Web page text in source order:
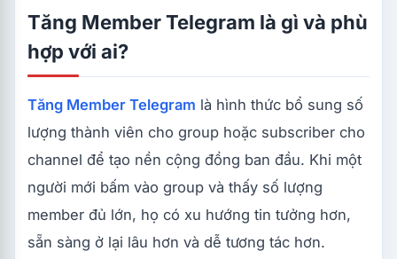
Tăng Member Telegram là gì và phù
hợp với ai?
Tăng Member Telegram là hình thức bổ sung số
lượng thành viên cho group hoặc subscriber cho
channel để tạo nền cộng đồng ban đầu. Khi một
người mới bấm vào group và thấy số lượng
member đủ lớn, họ có xu hướng tin tưởng hơn,
sẵn sàng ở lại lâu hơn và dễ tương tác hơn.